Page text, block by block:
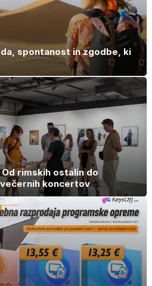
spontanost in zgodbe, ki
rimskih ostalin do
koncertov